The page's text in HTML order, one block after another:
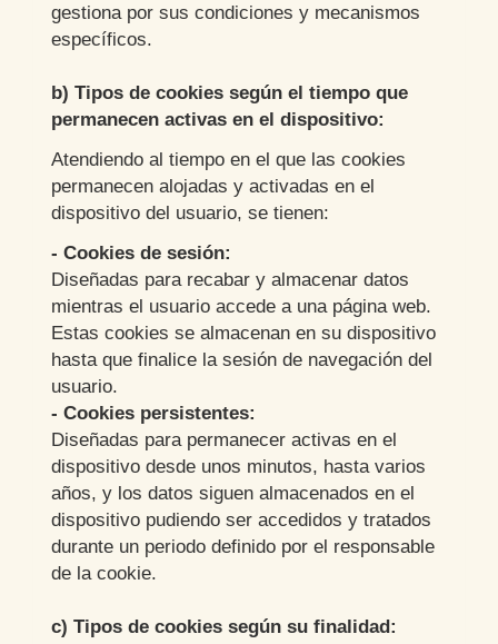
gestiona por sus condiciones y mecanismos
específicos.
b) Tipos de cookies según el tiempo que
permanecen activas en el dispositivo:
Atendiendo al tiempo en el que las cookies
permanecen alojadas y activadas en el
dispositivo del usuario, se tienen:
- Cookies de sesión:
Diseñadas para recabar y almacenar datos
mientras el usuario accede a una página web.
Estas cookies se almacenan en su dispositivo
hasta que finalice la sesión de navegación del
usuario.
- Cookies persistentes:
Diseñadas para permanecer activas en el
dispositivo desde unos minutos, hasta varios
años, y los datos siguen almacenados en el
dispositivo pudiendo ser accedidos y tratados
durante un periodo definido por el responsable
de la cookie.
c) Tipos de cookies según su finalidad: